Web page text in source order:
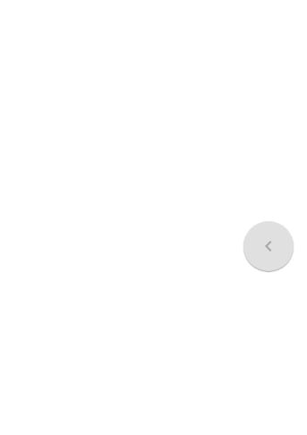
navigate_before